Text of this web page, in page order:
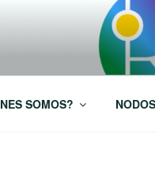
de
SOMOS? NODOS